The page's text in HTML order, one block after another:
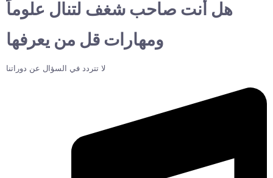
هل أنت صاحب شغف لتنال علوماً
ومهارات قل من يعرفها
لا تتردد في السؤال عن دوراتنا